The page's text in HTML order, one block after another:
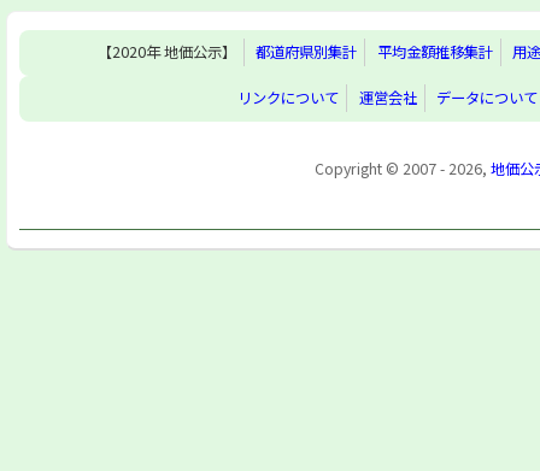
【2020年 地価公示】 都道府県別集計 平均金額推移集計 用
リンクについて 運営会社 データについて
Copyright © 2007 - 2026, 地価公